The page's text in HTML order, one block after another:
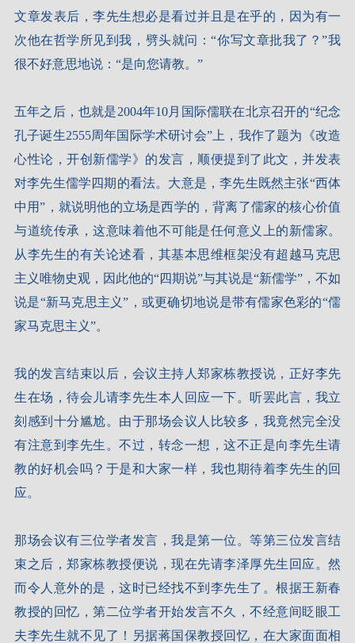
文章发表后，李先生想必是看过并且是在乎的，因为有一
次他在哲学所见到我，劈头就问：“你写文章批我了？”我
很不好意思地说：“是向您请教。”
五年之后，也就是2004年10月国际儒联在北京召开的“纪念
孔子诞生2555周年国际学术研讨会”上，我作了题为《改造
心性论，开创新儒学》的发言，顺便提到了此文，并发表
对李先生儒学四期的看法。大意是，李先生既然主张“西体
中用”，就说明他的立场是西学的，背离了儒家的核心价值
与道统传承，这意味着他不可能是任何意义上的新儒家。
从李先生的有关论述看，其基本思维框架没有超越马克思
主义唯物史观，因此他的“四期说”与其说是“新儒学”，不如
说是“新马克思主义”，或更确切地说是带有儒家色彩的“儒
家马克思主义”。
我的发言结束以后，会议主持人郑家栋教授说，正好李先
生在场，待会儿请李先生本人回应一下。听罢此言，我立
刻感到十分尴尬。由于那场会议人比较多，我竟然完全没
有注意到李先生。不过，转念一想，这不正是向李先生请
教的好机会吗？于是和大家一样，我也期待着李先生的回
应。
那场会议有三位学者发言，我是第一位。等第三位发言结
束之后，郑家栋教授便说，现在先请李泽厚先生回应。然
而令人意外的是，这时已经找不到李先生了。根据王新春
教授的回忆，第二位学者开始发言不久，不经意间眨眼工
夫李先生就不见了！另据蒋国保教授回忆，在大家面面相